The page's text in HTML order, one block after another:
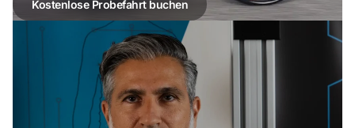
Kostenlose Probefahrt buchen